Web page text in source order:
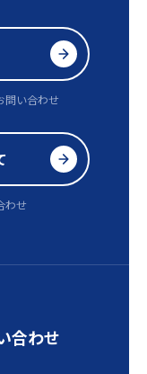
問い合わせ
わせ
合わせ